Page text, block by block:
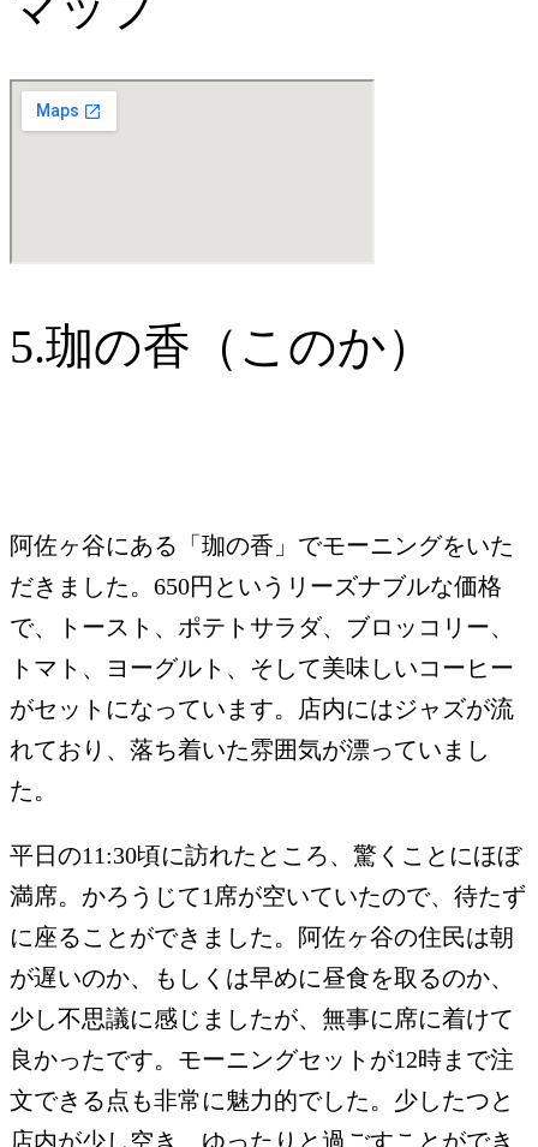
5.珈の香（このか）
阿佐ヶ谷にある「珈の香」でモーニングをいた
だきました。650円というリーズナブルな価格
で、トースト、ポテトサラダ、ブロッコリー、
トマト、ヨーグルト、そして美味しいコーヒー
がセットになっています。店内にはジャズが流
れており、落ち着いた雰囲気が漂っていまし
た。
平日の11:30頃に訪れたところ、驚くことにほぼ
満席。かろうじて1席が空いていたので、待たず
に座ることができました。阿佐ヶ谷の住民は朝
が遅いのか、もしくは早めに昼食を取るのか、
少し不思議に感じましたが、無事に席に着けて
良かったです。モーニングセットが12時まで注
文できる点も非常に魅力的でした。少したつと
店内が少し空き、ゆったりと過ごすことができ